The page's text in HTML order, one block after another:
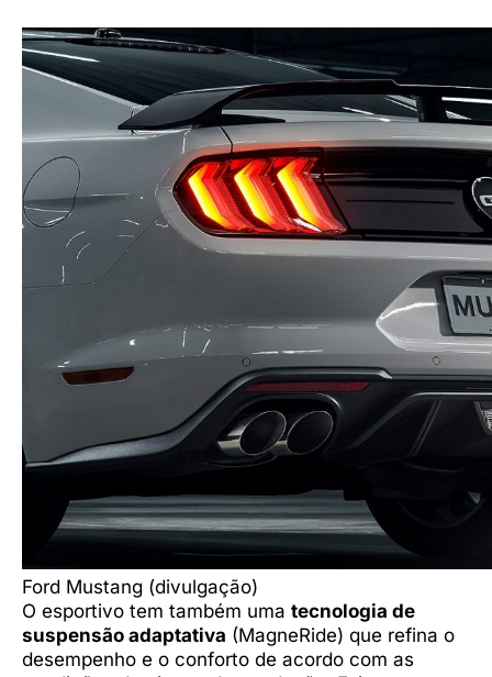
Ford Mustang (divulgação)
O esportivo tem também uma tecnologia de
suspensão adaptativa (MagneRide) que refina o
desempenho e o conforto de acordo com as